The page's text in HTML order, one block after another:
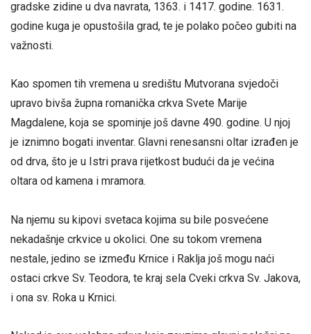
gradske zidine u dva navrata, 1363. i 1417. godine. 1631.
godine kuga je opustošila grad, te je polako počeo gubiti na
važnosti.
Kao spomen tih vremena u središtu Mutvorana svjedoči
upravo bivša župna romanička crkva Svete Marije
Magdalene, koja se spominje još davne 490. godine. U njoj
je iznimno bogati inventar. Glavni renesansni oltar izrađen je
od drva, što je u Istri prava rijetkost budući da je većina
oltara od kamena i mramora.
Na njemu su kipovi svetaca kojima su bile posvećene
nekadašnje crkvice u okolici. One su tokom vremena
nestale, jedino se između Krnice i Raklja još mogu naći
ostaci crkve Sv. Teodora, te kraj sela Cveki crkva Sv. Jakova,
i ona sv. Roka u Krnici.